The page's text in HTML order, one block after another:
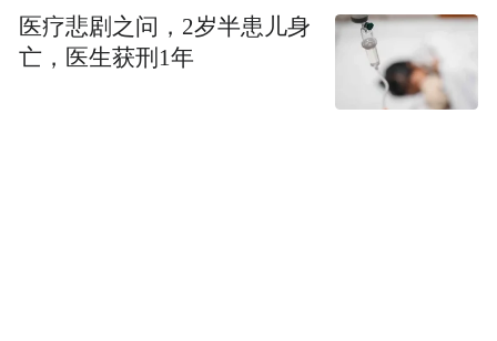
医疗悲剧之问，2岁半患儿身
亡，医生获刑1年